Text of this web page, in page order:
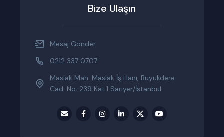
Bize Ulaşın
Mesaj Gönder
0212 337 0707
Maslak Mah. Maslak İş Hanı, Büyükdere
Cad. No: 239 Kat:1 Sarıyer/İstanbul